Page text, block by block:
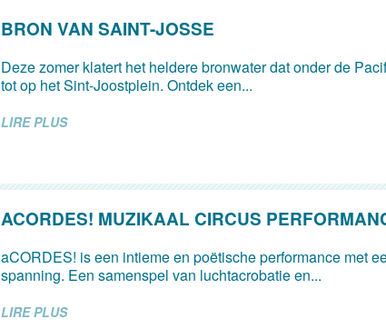
BRON VAN SAINT-JOSSE
Deze zomer klatert het heldere bronwater dat onder de
tot op het Sint-Joostplein. Ontdek een...
LIRE PLUS
ACORDES! MUZIKAAL CIRCUS
aCORDES! is een intieme en poëtische performance met
spanning. Een samenspel van luchtacrobatie en...
LIRE PLUS